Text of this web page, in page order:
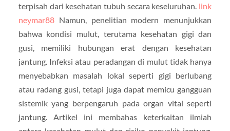
terpisah dari kesehatan tubuh secara keseluruhan. link
neymar88Namun, penelitian modern menunjukkan
bahwa kondisi mulut, terutama kesehatan gigi dan
gusi, memiliki hubungan erat dengan kesehatan
jantung. Infeksi atau peradangan di mulut tidak hanya
menyebabkan masalah lokal seperti gigi berlubang
atau radang gusi, tetapi juga dapat memicu gangguan
sistemik yang berpengaruh pada organ vital seperti
jantung. Artikel ini membahas keterkaitan ilmiah